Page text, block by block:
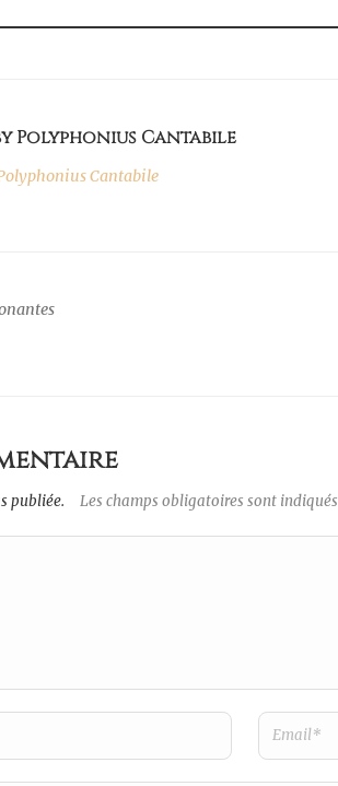
Polyphonius Cantabile
Cantabile
publiée. Les champs obligatoires sont